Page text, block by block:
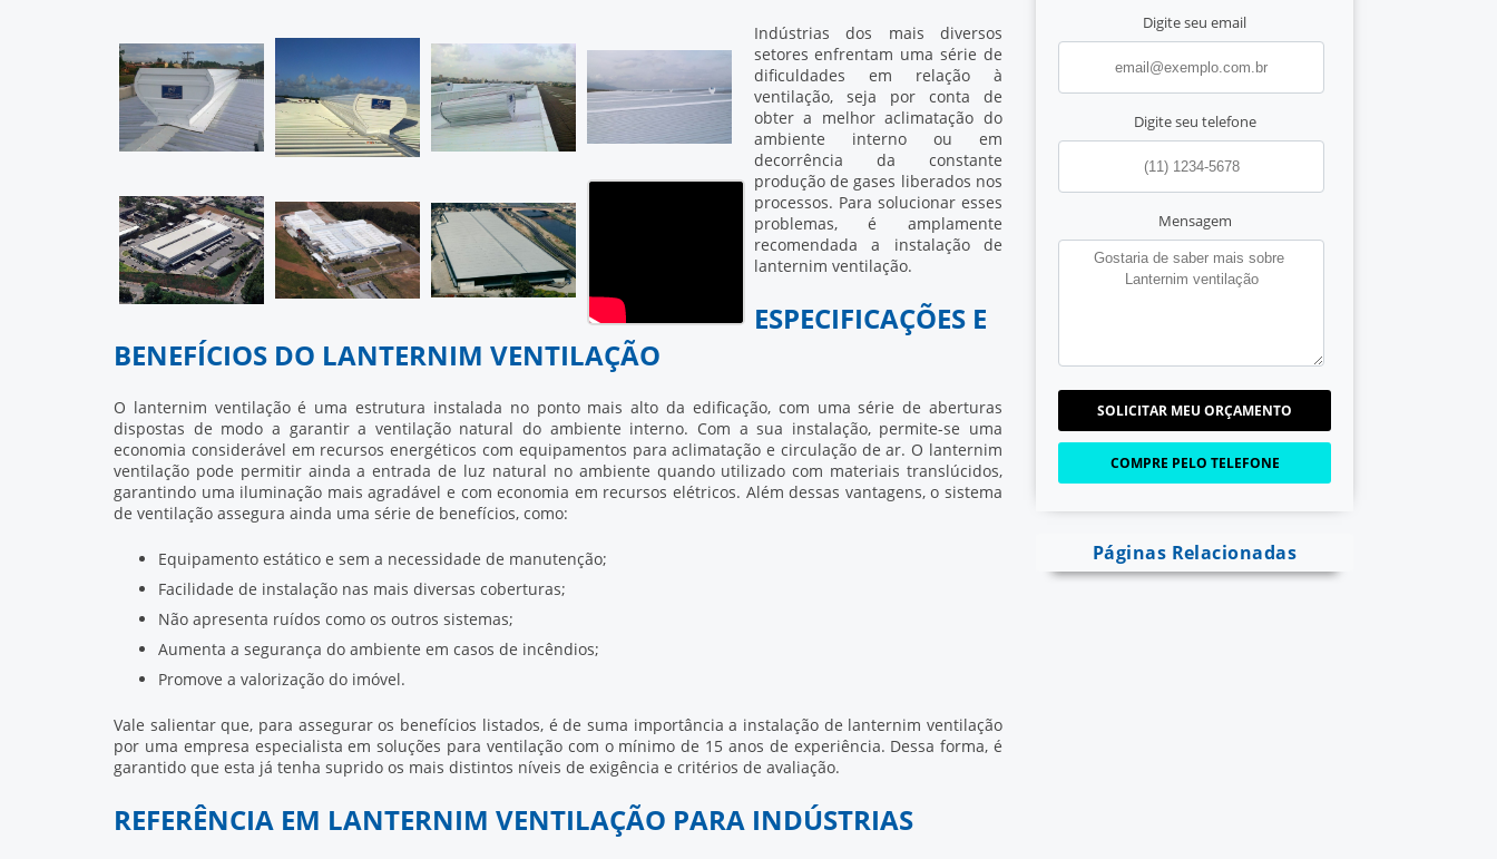
Indústrias dos mais diversos
setores enfrentam uma série de
dificuldades em relação à
ventilação, seja por conta de
obter a melhor aclimatação do
ambiente interno ou em
decorrência da constante
produção de gases liberados nos
processos. Para solucionar esses
problemas, é amplamente
recomendada a instalação de
lanternim ventilação.
ESPECIFICAÇÕES E
BENEFÍCIOS DO LANTERNIM VENTILAÇÃO
O lanternim ventilaçãoé uma estrutura instalada no ponto mais alto da edificação, com uma série de aberturas
dispostas de modo a garantir a ventilação natural do ambiente interno. Com a sua instalação, permite-se uma
economia considerável em recursos energéticos com equipamentos para aclimatação e circulação de ar. O lanternim
ventilação pode permitir ainda a entrada de luz natural no ambiente quando utilizado com materiais translúcidos,
garantindo uma iluminação mais agradável e com economia em recursos elétricos. Além dessas vantagens, o sistema
de ventilação assegura ainda uma série de benefícios, como:
Equipamento estático e sem a necessidade de manutenção;
Facilidade de instalação nas mais diversas coberturas;
Não apresenta ruídos como os outros sistemas;
Aumenta a segurança do ambiente em casos de incêndios;
Promove a valorização do imóvel.
Vale salientar que, para assegurar os benefícios listados, é de suma importância a instalação de lanternim ventilação
por uma empresa especialista em soluções para ventilação com o mínimo de 15 anos de experiência. Dessa forma, é
garantido que esta já tenha suprido os mais distintos níveis de exigência e critérios de avaliação.
REFERÊNCIA EM LANTERNIM VENTILAÇÃO PARA INDÚSTRIAS
Digite seu email
Digite seu telefone
Mensagem
SOLICITAR MEU ORÇAMENTO
COMPRE PELO TELEFONE
Páginas Relacionadas